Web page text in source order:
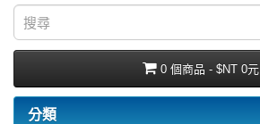
0 個商品 - $NT 0元
分類